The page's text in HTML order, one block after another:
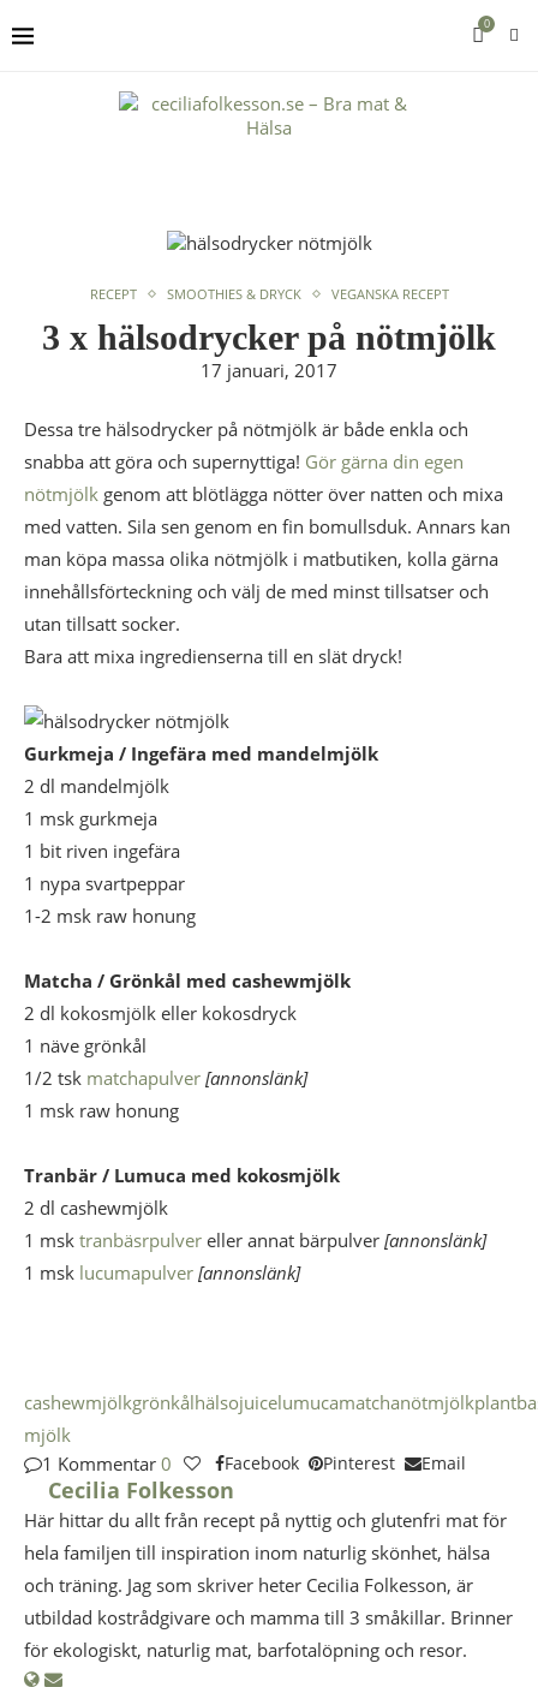
0
RECEPT SMOOTHIES & DRYCK VEGANSKA RECEPT
3 x hälsodrycker på nötmjölk
17 januari, 2017
Dessa tre hälsodrycker på nötmjölk är både enkla och
snabba att göra och supernyttiga! Gör gärna din egen
nötmjölk genom att blötlägga nötter över natten och mixa
med vatten. Sila sen genom en fin bomullsduk. Annars kan
man köpa massa olika nötmjölk i matbutiken, kolla gärna
innehållsförteckning och välj de med minst tillsatser och
utan tillsatt socker.
Bara att mixa ingredienserna till en slät dryck!
Gurkmeja / Ingefära med mandelmjölk
2 dl mandelmjölk
1 msk gurkmeja
1 bit riven ingefära
1 nypa svartpeppar
1-2 msk raw honung
Matcha / Grönkål med cashewmjölk
2 dl kokosmjölk eller kokosdryck
1 näve grönkål
1/2 tsk matchapulver [annonslänk]
1 msk raw honung
Tranbär / Lumuca med kokosmjölk
2 dl cashewmjölk
1 msk tranbäsrpulver eller annat bärpulver [annonslänk]
1 msk lucumapulver [annonslänk]
cashewmjölkgrönkålhälsojuicelumucamatchanötmjölk
mjölk
1 Kommentar 0 Facebook Pinterest Email
Cecilia Folkesson
Här hittar du allt från recept på nyttig och glutenfri mat för
hela familjen till inspiration inom naturlig skönhet, hälsa
och träning. Jag som skriver heter Cecilia Folkesson, är
utbildad kostrådgivare och mamma till 3 småkillar. Brinner
för ekologiskt, naturlig mat, barfotalöpning och resor.